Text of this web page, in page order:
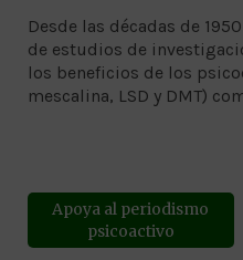
Desde las décadas de
de estudios de
los beneficios de los
mescalina, LSD y DMT)
Apoya al periodismo
psicoactivo